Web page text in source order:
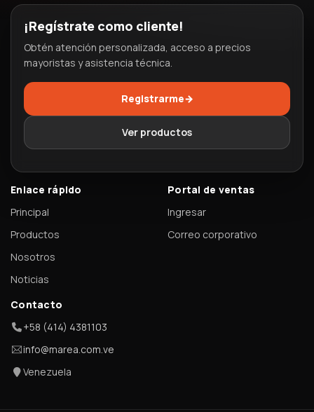
¡Regístrate como cliente!
Obtén atención personalizada, acceso a precios
mayoristas y asistencia técnica.
Registrarme→
Ver productos
Enlace rápido
Principal
Productos
Nosotros
Noticias
Portal de ventas
Ingresar
Correo corporativo
Contacto
+58 (414) 4381103
info@marea.com.ve
Venezuela